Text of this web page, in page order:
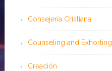
Consejería Cristiana
Counseling and Exhorting
Creación